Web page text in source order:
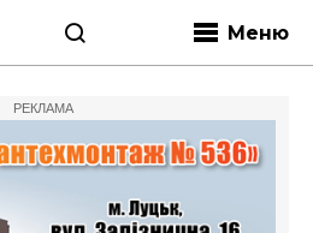
Меню
РЕКЛАМА